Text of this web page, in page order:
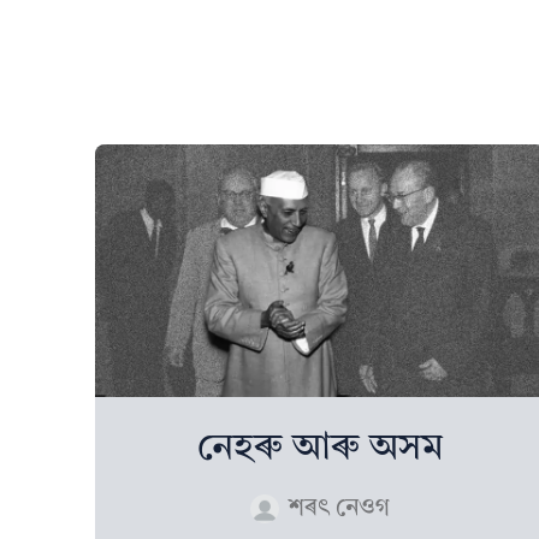
নেহৰু আৰু অসম
শৰৎ নেওগ